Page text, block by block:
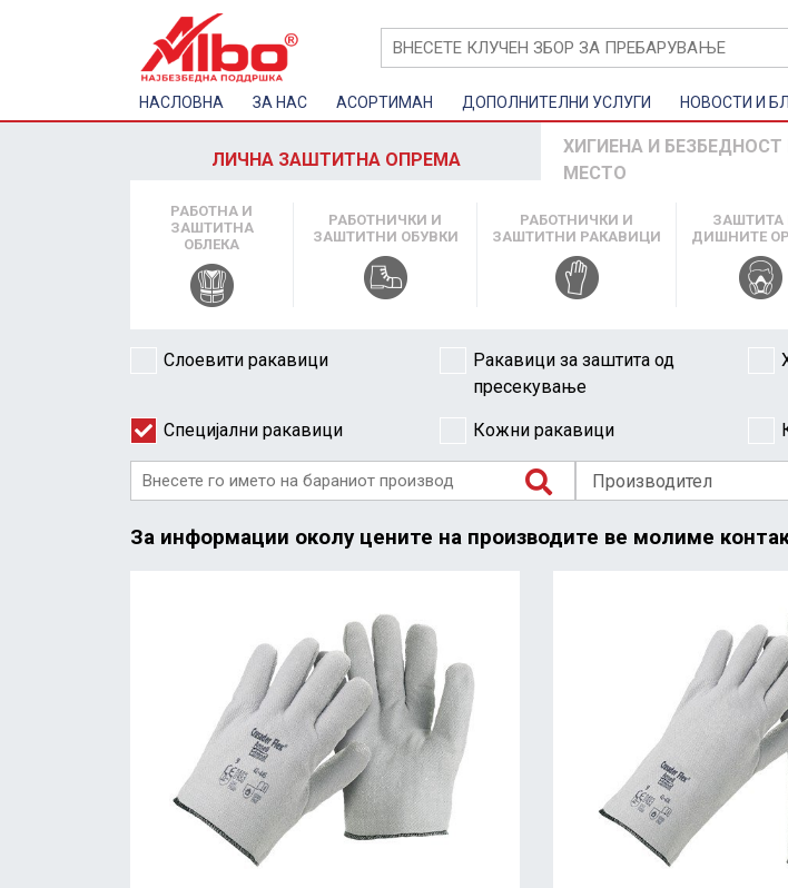
НАСЛОВНА ЗА НАС AСОРТИМАН ДОПОЛНИТЕЛНИ УСЛУГИ НОВОСТИ И
ЛИЧНА ЗАШТИТНА ОПРЕМА
ХИГИЕНА И
МЕСТО
РАБОТНА И
ЗАШТИТНА
ОБЛЕКА
РАБОТНИЧКИ И
ЗАШТИТНИ ОБУВКИ
РАБОТНИЧКИ И
ЗАШТИТНИ РАКАВИЦИ
ЗАШТИТА
ДИШНИТЕ
Слоевити ракавици
Ракавици за заштита од
пресекување
Специјални ракавици Кожни ракавици
За информации околу цените на производите ве молиме